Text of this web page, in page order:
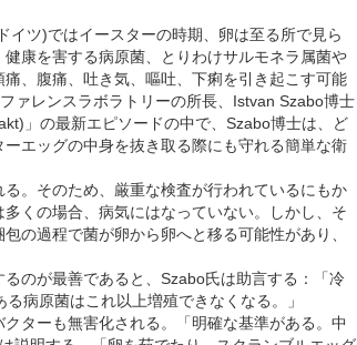
ツ)ではイースターの時期、卵は至る所で見ら
康を害する病原菌、とりわけサルモネラ属菌や
、腹痛、吐き気、嘔吐、下痢を引き起こす可能
ァレンスラボラトリーの所長、Istvan Szabo博士
」の最新エピソードの中で、Szabo博士は、ど
エッグの中身を抜き取る際にも守れる簡単な衛
。そのため、厳重な検査が行われているにもか
くの場合、病気にはなっていない。しかし、そ
の過程で菌が卵から卵へと移る可能性があり、
のが最善であると、Szabo氏は助言する：「冷
病原菌はこれ以上増殖できなくなる。」
ターも無害化される。「明確な基準がある。中